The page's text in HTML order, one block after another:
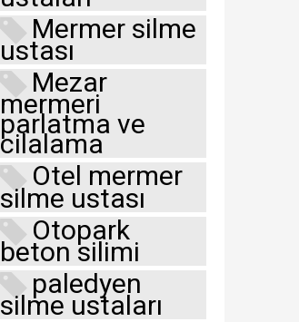
Mermer silme
ustası
Mezar
mermeri
parlatma ve
cilalama
Otel mermer
silme ustası
Otopark
beton silimi
paledyen
silme ustaları